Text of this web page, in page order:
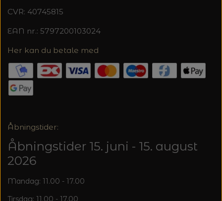
CVR: 40745815
EAN nr.: 5797200103024
Her kan du betale med
Åbningstider:
Åbningstider 15. juni - 15. august
2026
Mandag: 11.00 - 17.00
Tirsdag: 11.00 - 17.00